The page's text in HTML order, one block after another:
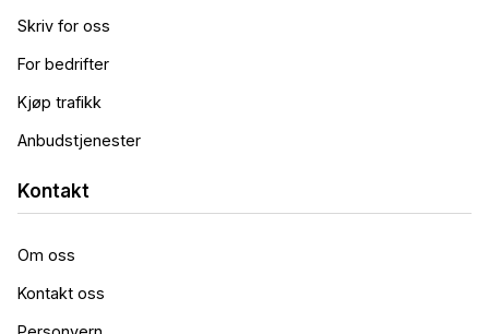
Skriv for oss
For bedrifter
Kjøp trafikk
Anbudstjenester
Kontakt
Om oss
Kontakt oss